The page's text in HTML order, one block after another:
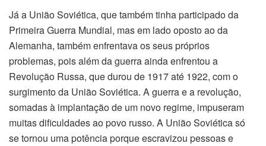
Já a União Soviética, que também tinha participado da
Primeira Guerra Mundial, mas em lado oposto ao da
Alemanha, também enfrentava os seus próprios
problemas, pois além da guerra ainda enfrentou a
Revolução Russa, que durou de 1917 até 1922, com o
surgimento da União Soviética. A guerra e a revolução,
somadas à implantação de um novo regime, impuseram
muitas dificuldades ao povo russo. A União Soviética só
se tornou uma potência porque escravizou pessoas e